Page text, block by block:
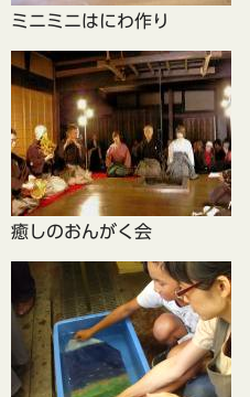
ミニミニはにわ作り
癒しのおんがく会